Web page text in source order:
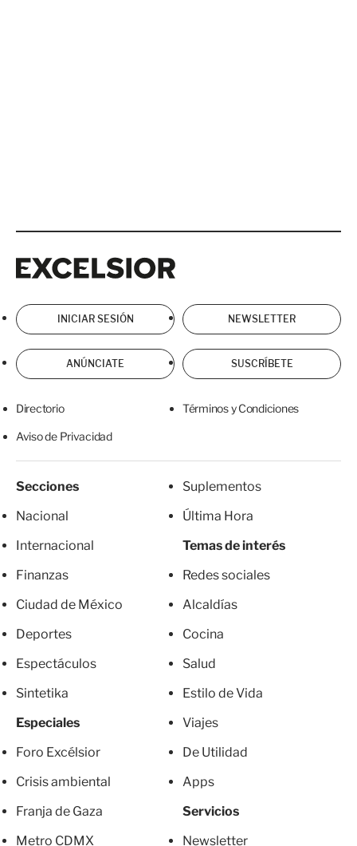
INICIAR SESIÓN NEWSLETTER
ANÚNCIATE SUSCRÍBETE
Directorio Términos y Condiciones
Aviso de Privacidad
Secciones
Nacional
Internacional
Finanzas
Ciudad de México
Deportes
Espectáculos
Sintetika
Especiales
Foro Excélsior
Crisis ambiental
Franja de Gaza
Metro CDMX
Suplementos
Última Hora
Temas de interés
Redes sociales
Alcaldías
Cocina
Salud
Estilo de Vida
Viajes
De Utilidad
Apps
Servicios
Newsletter